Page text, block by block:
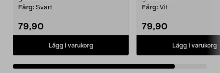
Färg: Svart
79,90
Lägg i varukorg
Färg: Vit
79,90
Lägg i varukorg